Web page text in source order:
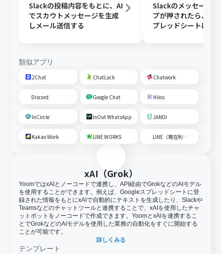
Slackの投稿内容をもとに、AI
でスカウトメッセージを生成
しメール送信する
Slackのメッセージに
プが押されたら、
プレッドシートにメ
類似アプリ
2Chat ChatLuck Chatwork
Discord Google Chat Hilos
InCircle InOut WhatsApp JANDI
Kakao Work LINE WORKS LINE（現在利用不可）
xAI（Grok）
YoomではxAIとノーコードで連携し、API経由でGrokなどのAIモデル
を使用することができます。例えば、Googleスプレッドシートに登
録された情報をもとにxAIで自動的にテキストを生成したり、Slackや
Teamsなどのチャットツールと連携することで、xAIを使用したチャ
ットボットをノーコードで作成できます。YoomとxAIを連携するこ
とでGrokなどのAIモデルを使用した業務の自動化をすぐに開始する
ことが可能です。
詳しくみる
テンプレート